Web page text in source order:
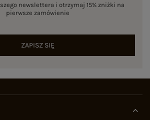
newslettera i otrzymaj 15% zniżki na
pierwsze zamówienie
ZAPISZ SIĘ